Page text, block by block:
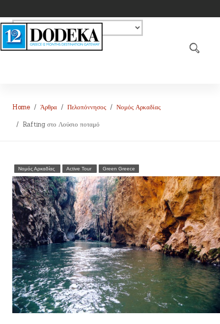
Home Άρθρα Πελοπόννησος Νομός Αρκαδίας
Rafting στο Λούσιο ποταμό
Νομός Αρκαδίας Active Tour Green Greece